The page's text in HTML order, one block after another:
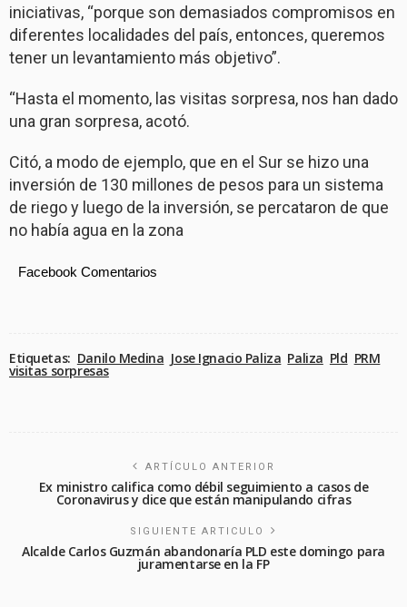
iniciativas, “porque son demasiados compromisos en
diferentes localidades del país, entonces, queremos
tener un levantamiento más objetivo”.
“Hasta el momento, las visitas sorpresa, nos han dado
una gran sorpresa, acotó.
Citó, a modo de ejemplo, que en el Sur se hizo una
inversión de 130 millones de pesos para un sistema
de riego y luego de la inversión, se percataron de que
no había agua en la zona
Facebook Comentarios
Etiquetas: Danilo Medina Jose Ignacio Paliza Paliza Pld PRM
visitas sorpresas
ARTÍCULO ANTERIOR
Ex ministro califica como débil seguimiento a casos de
Coronavirus y dice que están manipulando cifras
SIGUIENTE ARTICULO
Alcalde Carlos Guzmán abandonaría PLD este domingo para
juramentarse en la FP